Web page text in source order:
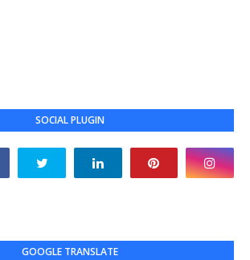
SOCIAL PLUGIN
GOOGLE TRANSLATE